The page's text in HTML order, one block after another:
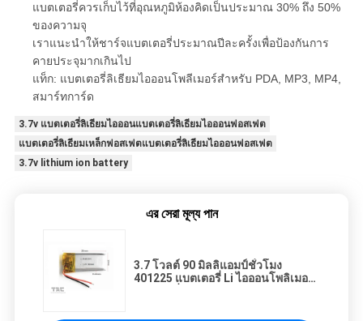
แบตเตอรี่ควรเก็บไว้ที่อุณหภูมิห้องคิดเป็นประมาณ 30% ถึง 50%
ของความจุ
เราแนะนำให้ชาร์จแบตเตอรี่ประมาณปีละครั้งเพื่อป้องกันการ
คายประจุมากเกินไป
แท็ก: แบตเตอรี่ลิเธียมไอออนโพลีเมอร์สำหรับ PDA, MP3, MP4,
สมาร์ทการ์ด
3.7v แบตเตอรี่ลิเธียมไอออนแบตเตอรี่ลิเธียมไอออนฟอสเฟต
แบตเตอรี่ลิเธียมเหล็กฟอสเฟตแบตเตอรี่ลิเธียมไอออนฟอสเฟต
3.7v lithium ion battery
এর সেরা মূল্য পান
3.7 โวลต์ 90 มิลลิแอมป์ชั่วโมง
401225 แบตเตอรี่ Li ไอออนโพลิเมอร์